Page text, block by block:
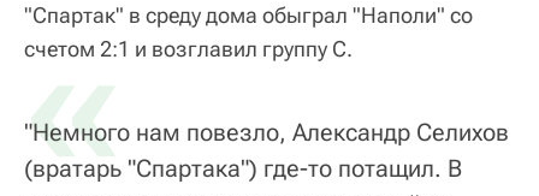
"Спартак" в среду дома обыграл "Наполи" со
счетом 2:1 и возглавил группу С.
«
"Немного нам повезло, Александр Селихов
(вратарь "Спартака") где-то потащил. В